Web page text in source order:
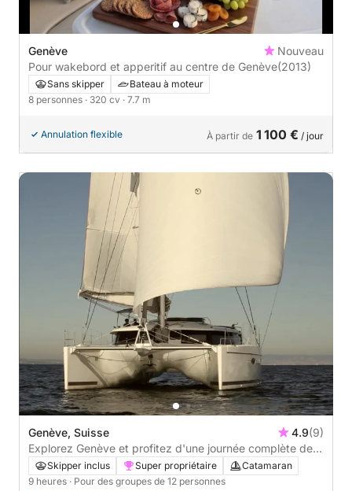
Genève
Nouveau
Pour wakebord et apperitif au centre de Genève(2013)
Sans skipper
Bateau à moteur
8 personnes · 320 cv · 7.7 m
Annulation flexible À partir de 1 100 € / jour
Genève, Suisse 4.9(9)
Explorez Genève et profitez d'une journée complète de
navigation en catamaran.
Skipper inclus Super propriétaire
Catamaran
9 heures · Pour des groupes de 12 personnes